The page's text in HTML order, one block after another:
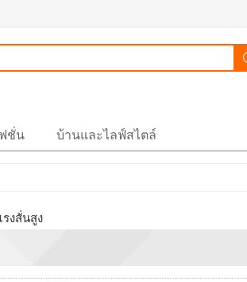
ชั่น บ้านและไลฟ์สไตล์
งสั่นสูง